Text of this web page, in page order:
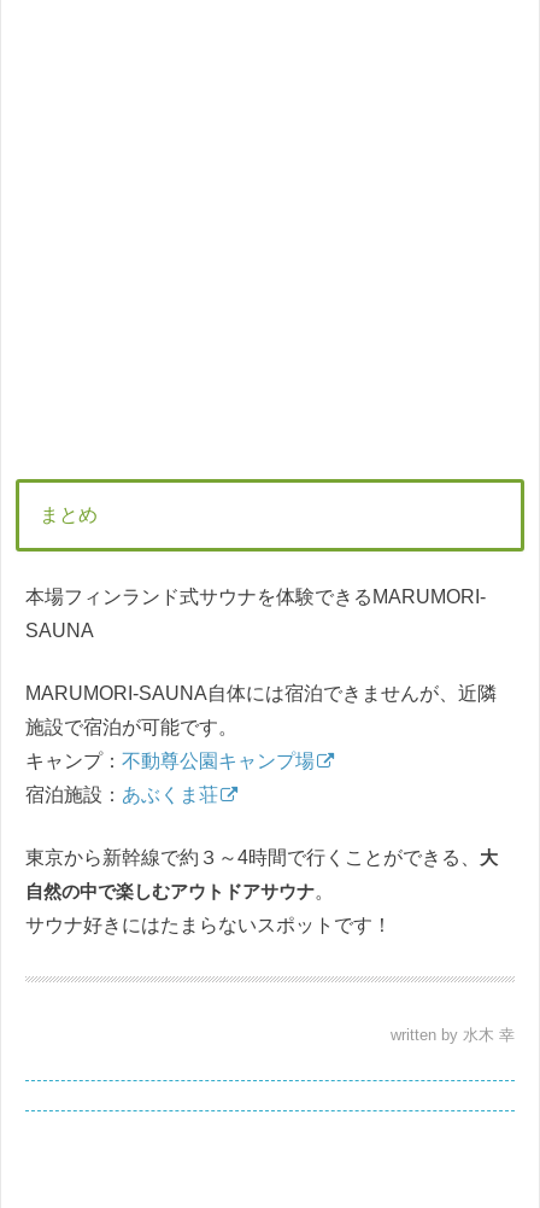
まとめ
本場フィンランド式サウナを体験できるMARUMORI-
SAUNA
MARUMORI-SAUNA自体には宿泊できませんが、近隣
施設で宿泊が可能です。
キャンプ： 不動尊公園キャンプ場
宿泊施設： あぶくま荘
東京から新幹線で約３～4時間で行くことができる、 大
自然の中で楽しむアウトドアサウナ。
サウナ好きにはたまらないスポットです！
written by 水木 幸